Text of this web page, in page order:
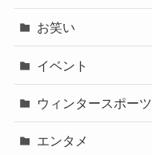
お笑い
イベント
ウィンタースポーツ
エンタメ